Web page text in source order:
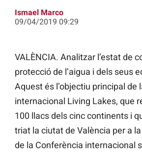
Ismael Marco
09/04/2019 09:29
VALÈNCIA. Analitzar l’estat de
protecció de l’aigua i dels seus
Aquest és l’objectiu principal de
internacional Living Lakes, que
100 llacs dels cinc continents i
triat la ciutat de València per a
de la Conferència internacional